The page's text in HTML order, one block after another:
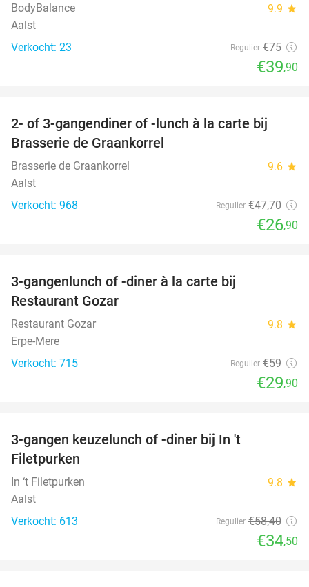
BodyBalance 9.9 star
Aalst
Verkocht: 23
Regulier €75
€39,90
44%
2- of 3-gangendiner of -lunch à la carte bij
Brasserie de Graankorrel
Brasserie de Graankorrel 9.6 star
Aalst
Verkocht: 968
Regulier €47,70
€26,90
3-gangenlunch of -diner à la carte bij
Restaurant Gozar
Restaurant Gozar 9.8 star
Erpe-Mere
Verkocht: 715
Regulier €59
€29,90
3-gangen keuzelunch of -diner bij In 't
Filetpurken
In ‘t Filetpurken 9.8 star
Aalst
Verkocht: 613
Regulier €58,40
€34,50